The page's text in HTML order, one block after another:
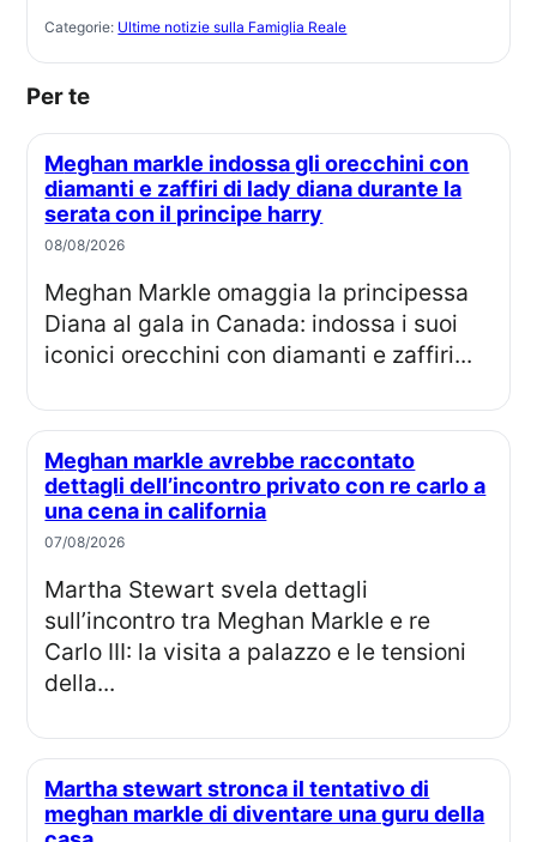
Categorie: Ultime notizie sulla Famiglia Reale
Per te
Meghan markle indossa gli orecchini con
diamanti e zaffiri di lady diana durante la
serata con il principe harry
08/08/2026
Meghan Markle omaggia la principessa
Diana al gala in Canada: indossa i suoi
iconici orecchini con diamanti e zaffiri...
Meghan markle avrebbe raccontato
dettagli dell’incontro privato con re carlo a
una cena in california
07/08/2026
Martha Stewart svela dettagli
sull’incontro tra Meghan Markle e re
Carlo III: la visita a palazzo e le tensioni
della...
Martha stewart stronca il tentativo di
meghan markle di diventare una guru della